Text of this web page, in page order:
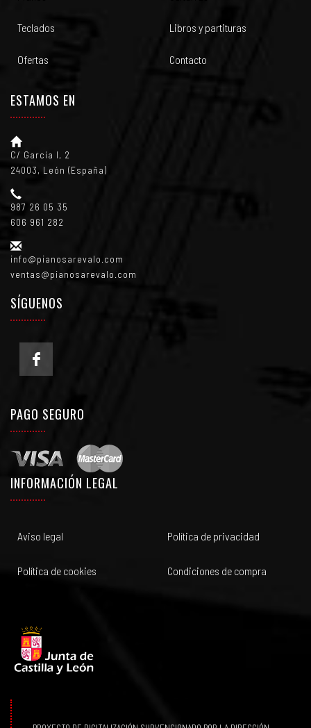
Teclados Libros y partituras
Ofertas Contacto
ESTAMOS EN
C/ García I, 2
24003, León (España)
987 26 05 35
606 961 282
info@pianosarevalo.com
ventas@pianosarevalo.com
SÍGUENOS
PAGO SEGURO
INFORMACIÓN LEGAL
Aviso legal Política de privacidad
Política de cookies Condiciones de compra